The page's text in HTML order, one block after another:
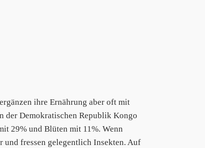
ihre Ernährung aber oft mit
der Demokratischen Republik Kongo
29% und Blüten mit 11%. Wenn
und fressen gelegentlich Insekten. Auf